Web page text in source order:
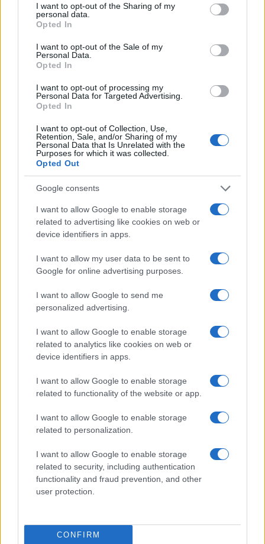
not limited to your visit or usage behaviour. You may click to
grant or deny consent to Google and its third-party tags to
use your data for below specified purposes in below Google
consent section.
I want to opt-out of the Sharing of my
personal data.
Opted In
I want to opt-out of the Sale of my
Personal Data.
Opted In
I want to opt-out of processing my
Personal Data for Targeted Advertising.
Opted In
I want to opt-out of Collection, Use,
Retention, Sale, and/or Sharing of my
Personal Data that Is Unrelated with the
Purposes for which it was collected.
Opted Out
Google consents
I want to allow Google to enable storage
related to advertising like cookies on web or
device identifiers in apps.
I want to allow my user data to be sent to
Google for online advertising purposes.
I want to allow Google to send me
personalized advertising.
I want to allow Google to enable storage
related to analytics like cookies on web or
device identifiers in apps.
I want to allow Google to enable storage
related to functionality of the website or app.
I want to allow Google to enable storage
related to personalization.
I want to allow Google to enable storage
related to security, including authentication
functionality and fraud prevention, and other
user protection.
CONFIRM
Sigue leyendo
RECETAS
Plan de comidas semanal con recetas rápidas y
económicas